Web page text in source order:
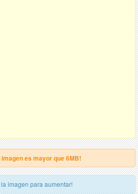
es mayor que 6MB!
imagen para aumentar!